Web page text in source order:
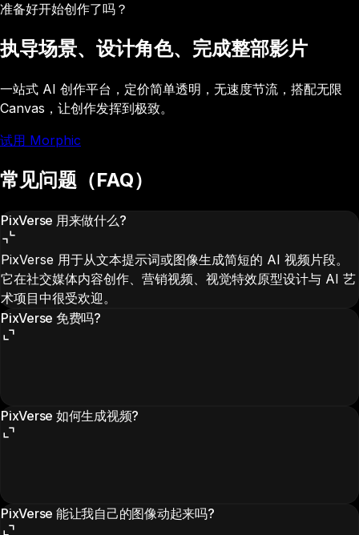
准备好开始创作了吗？
执导场景、设计角色、完成整部影片
一站式 AI 创作平台，定价简单透明，无速度节流，搭配无限
Canvas，让创作发挥到极致。
试用 Morphic
常见问题（FAQ）
PixVerse 用来做什么?
PixVerse 用于从文本提示词或图像生成简短的 AI 视频片段。
它在社交媒体内容创作、营销视频、视觉特效原型设计与 AI 艺
术项目中很受欢迎。
PixVerse 免费吗?
PixVerse 如何生成视频?
PixVerse 能让我自己的图像动起来吗?